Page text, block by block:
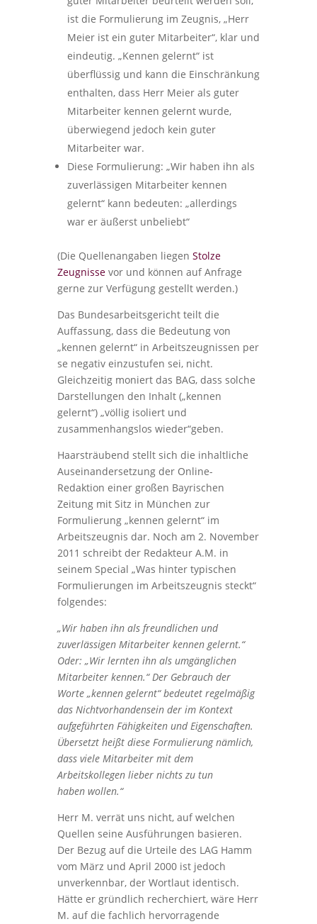
ist die Formulierung im Zeugnis, „Herr
Meier ist ein guter Mitarbeiter“, klar und
eindeutig. „Kennen gelernt“ ist
überflüssig und kann die Einschränkung
enthalten, dass Herr Meier als guter
Mitarbeiter kennen gelernt wurde,
überwiegend jedoch kein guter
Mitarbeiter war.
Diese Formulierung: „Wir haben ihn als
zuverlässigen Mitarbeiter kennen
gelernt“ kann bedeuten: „allerdings
war er äußerst unbeliebt“
(Die Quellenangaben liegen Stolze
Zeugnissevor und können auf Anfrage
gerne zur Verfügung gestellt werden.)
Das Bundesarbeitsgericht teilt die
Auffassung, dass die Bedeutung von
„kennen gelernt“ in Arbeitszeugnissen per
se negativ einzustufen sei, nicht.
Gleichzeitig moniert das BAG, dass solche
Darstellungen den Inhalt („kennen
gelernt“) „völlig isoliert und
zusammenhangslos wieder“geben.
Haarsträubend stellt sich die inhaltliche
Auseinandersetzung der Online-
Redaktion einer großen Bayrischen
Zeitung mit Sitz in München zur
Formulierung „kennen gelernt“ im
Arbeitszeugnis dar. Noch am 2. November
2011 schreibt der Redakteur A.M. in
seinem Special „Was hinter typischen
Formulierungen im Arbeitszeugnis steckt“
folgendes:
„Wir haben ihn als freundlichen und
zuverlässigen Mitarbeiter kennen gelernt.“
Oder: „Wir lernten ihn als umgänglichen
Mitarbeiter kennen.“ Der Gebrauch der
Worte „kennen gelernt“ bedeutet regelmäßig
das Nichtvorhandensein der im Kontext
aufgeführten Fähigkeiten und Eigenschaften.
Übersetzt heißt diese Formulierung nämlich,
dass viele Mitarbeiter mit dem
Arbeitskollegen lieber nichts zu tun
haben wollen.“
Herr M. verrät uns nicht, auf welchen
Quellen seine Ausführungen basieren.
Der Bezug auf die Urteile des LAG Hamm
vom März und April 2000 ist jedoch
unverkennbar, der Wortlaut identisch.
Hätte er gründlich recherchiert, wäre Herr
M. auf die fachlich hervorragende